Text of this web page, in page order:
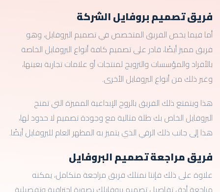
فريق تصميم بروفايل الشركة
أما فيما يخص الفريق المتخصص في تصميم البروفايل، وهو
فريق مميز أيضًا، قادر على تصميم كافة أنواع البروفايل الخاصة
بالأفراد والمؤسسات والترويج لمنتجات أو علامات تجارية بعينها،
وغير ذلك من أنواع البروفايل الأخرى.
هذا ويتمتع ذلك الفريق بالروح الإبداعية المميزة التي تمنح
البروفايل الخاص بك طلة مثالية مع وجودة تصميم لا حدود لها،
هذا إلى جانب ذلك الرقي الذي يتميز به المظهر العام للبروفايل أيضًا.
فريق مراجعة تصميم البروفايل
علاوة على ذلك فإننا نمتلك فريق مراجعة متكامل، يمكنه